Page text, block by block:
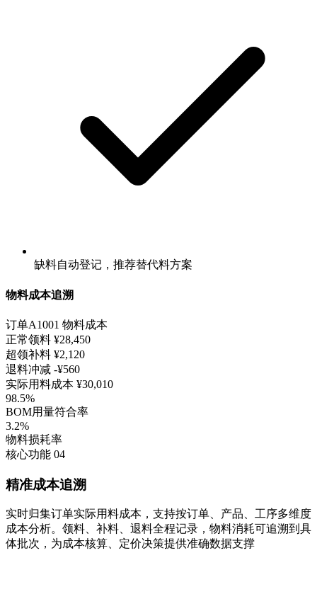
缺料自动登记，推荐替代料方案
物料成本追溯
订单A1001 物料成本
正常领料 ¥28,450
超领补料 ¥2,120
退料冲减 -¥560
实际用料成本 ¥30,010
98.5%
BOM用量符合率
3.2%
物料损耗率
核心功能 04
精准成本追溯
实时归集订单实际用料成本，支持按订单、产品、工序多维度
成本分析。领料、补料、退料全程记录，物料消耗可追溯到具
体批次，为成本核算、定价决策提供准确数据支撑